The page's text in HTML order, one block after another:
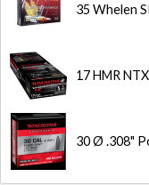
35 Whelen
17 HMR
30 Ø .308"